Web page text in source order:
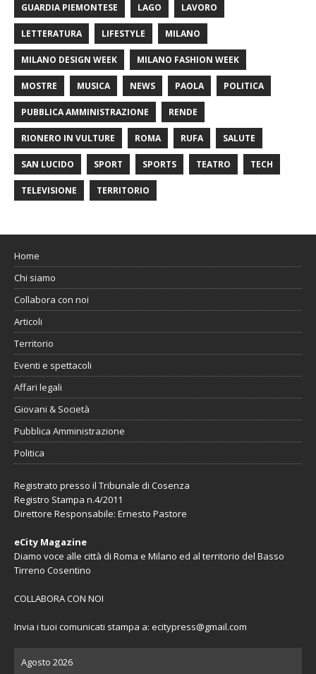
GUARDIA PIEMONTESE LAGO LAVORO
LETTERATURA LIFESTYLE MILANO
MILANO DESIGN WEEK MILANO FASHION WEEK
MOSTRE MUSICA NEWS PAOLA POLITICA
PUBBLICA AMMINISTRAZIONE RENDE
RIONERO IN VULTURE ROMA RUFA SALUTE
SAN LUCIDO SPORT SPORTS TEATRO TECH
TELEVISIONE TERRITORIO
Home
Chi siamo
Collabora con noi
Articoli
Territorio
Eventi e spettacoli
Affari legali
Giovani & Società
Pubblica Amministrazione
Politica
Registrato presso il Tribunale di Cosenza
Registro Stampa n.4/2011
Direttore Responsabile: Ernesto Pastore
eCity Magazine
Diamo voce alle città di Roma e Milano ed al territorio del Basso
Tirreno Cosentino
COLLABORA CON NOI
Invia i tuoi comunicati stampa a: ecitypress@gmail.com
Agosto 2026